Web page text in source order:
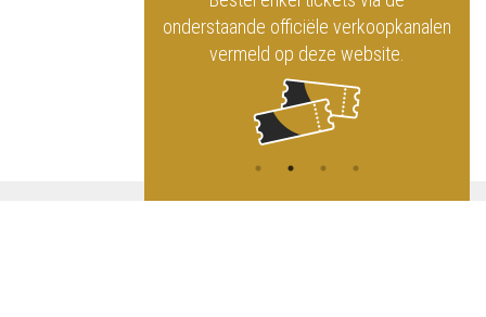
onderstaande officiële verkoopkanalen
vermeld op deze website.